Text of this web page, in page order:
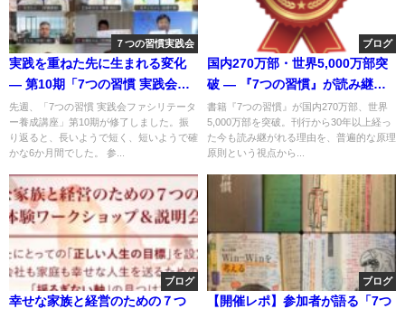
７つの習慣実践会
実践を重ねた先に生まれる変化
― 第10期「7つの習慣 実践会フ
ァシリテーター養成講座」を終
えて
先週、「7つの習慣 実践会ファシリテータ
ー養成講座」第10期が修了しました。振
り返ると、長いようで短く、短いようで確
かな6か月間でした。 参...
ブログ
国内270万部・世界5,000万部突
破 ― 『7つの習慣』が読み継が
れ続ける理由
書籍『7つの習慣』が国内270万部、世界
5,000万部を突破。刊行から30年以上経っ
た今も読み継がれる理由を、普遍的な原理
原則という視点から...
ブログ
幸せな家族と経営のための７つ
ブログ
【開催レポ】参加者が語る「7つ